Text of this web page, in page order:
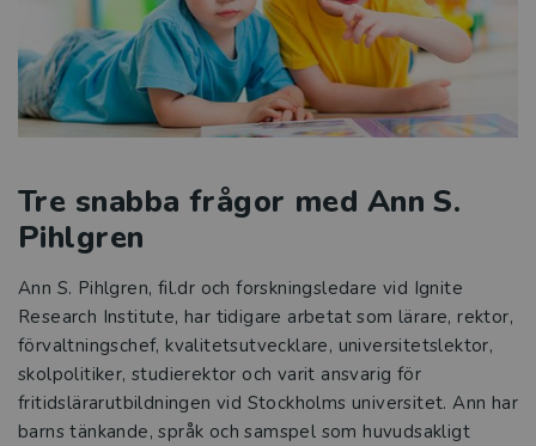
Tre snabba frågor med Ann S.
Pihlgren
Ann S. Pihlgren, fil.dr och forskningsledare vid Ignite
Research Institute, har tidigare arbetat som lärare, rektor,
förvaltningschef, kvalitetsutvecklare, universitetslektor,
skolpolitiker, studierektor och varit ansvarig för
fritidslärarutbildningen vid Stockholms universitet. Ann har
barns tänkande, språk och samspel som huvudsakligt